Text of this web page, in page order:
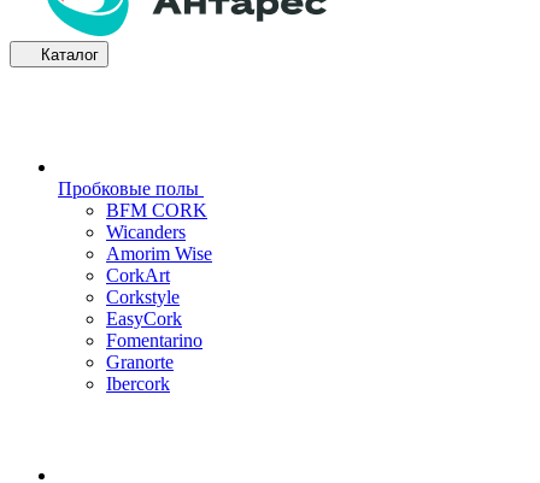
Каталог
Пробковые полы
BFM CORK
Wicanders
Amorim Wise
CorkArt
Corkstyle
EasyCork
Fomentarino
Granorte
Ibercork